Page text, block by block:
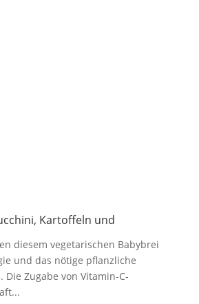
Kartoffeln und
diesem vegetarischen Babybrei
und das nötige pflanzliche
Die Zugabe von Vitamin-C-